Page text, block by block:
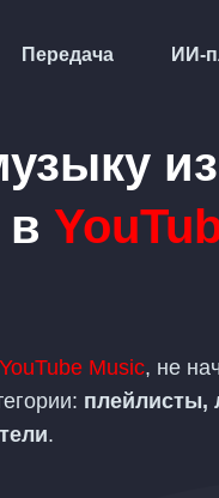
Передача ИИ-
из
в
YouTube Music, не
.